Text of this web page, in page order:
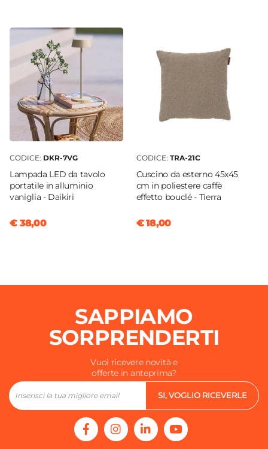
CODICE: DKR-7VG
Lampada LED da tavolo
portatile in alluminio
vaniglia - Daikiri
€ 38,00
CODICE: TRA-21C
Cuscino da esterno 45x45
cm in poliestere caffè
effetto bouclé - Tierra
€ 18,00
SAPPIAMO
SORPRENDERTI
Vuoi ricevere novità e
offerte in anteprima?
SI, VOGLIO RICEVERLE